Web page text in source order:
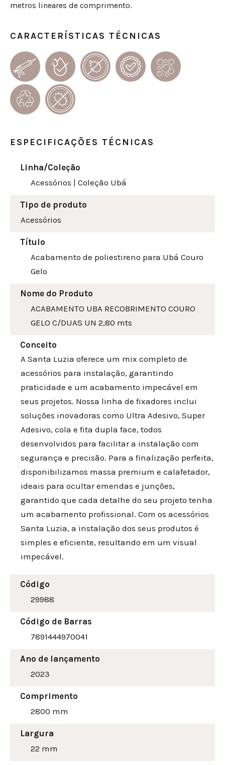
metros lineares de comprimento.
CARACTERÍSTICAS TÉCNICAS
ESPECIFICAÇÕES TÉCNICAS
Linha/Coleção
Acessórios | Coleção Ubá
Tipo de produto
Acessórios
Título
Acabamento de poliestireno para Ubá Couro
Gelo
Nome do Produto
ACABAMENTO UBA RECOBRIMENTO COURO
GELO C/DUAS UN 2,80 mts
Conceito
A Santa Luzia oferece um mix completo de
acessórios para instalação, garantindo
praticidade e um acabamento impecável em
seus projetos. Nossa linha de fixadores inclui
soluções inovadoras como Ultra Adesivo, Super
Adesivo, cola e fita dupla face, todos
desenvolvidos para facilitar a instalação com
segurança e precisão. Para a finalização perfeita,
disponibilizamos massa premium e calafetador,
ideais para ocultar emendas e junções,
garantido que cada detalhe do seu projeto tenha
um acabamento profissional. Com os acessórios
Santa Luzia, a instalação dos seus produtos é
simples e eficiente, resultando em um visual
impecável.
Código
29988
Código de Barras
7891444970041
Ano de lançamento
2023
Comprimento
2800 mm
Largura
22 mm